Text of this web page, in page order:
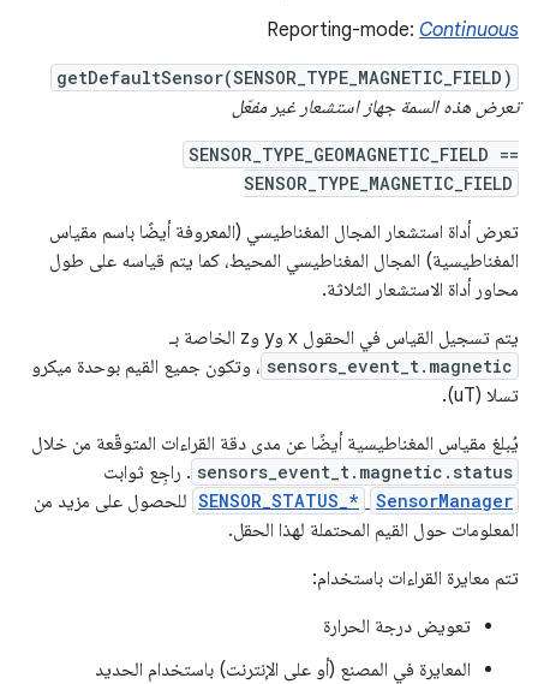
Reporting-mode: Continuous
getDefaultSensor(SENSOR_TYPE_MAGNETIC_FIELD)
تعرض هذه السمة جهاز استشعار غير مفعّل
SENSOR_TYPE_GEOMAGNETIC_FIELD ==
SENSOR_TYPE_MAGNETIC_FIELD
تعرض أداة استشعار المجال المغناطيسي (المعروفة أيضًا باسم مقياس
المغناطيسية) المجال المغناطيسي المحيط، كما يتم قياسه على طول
محاور أداة الاستشعار الثلاثة.
يتم تسجيل القياس في الحقول x وy وz الخاصة بـ
sensors_event_t.magnetic ، وتكون جميع القيم بوحدة ميكرو
تسلا (uT).
يُبلغ مقياس المغناطيسية أيضًا عن مدى دقة القراءات المتوقّعة من خلال
sensors_event_t.magnetic.status . راجِع ثوابت
SensorManager
SENSOR_STATUS_* للحصول على مزيد من
المعلومات حول القيم المحتملة لهذا الحقل.
تتم معايرة القراءات باستخدام:
تعويض درجة الحرارة
المعايرة في المصنع (أو على الإنترنت) باستخدام الحديد